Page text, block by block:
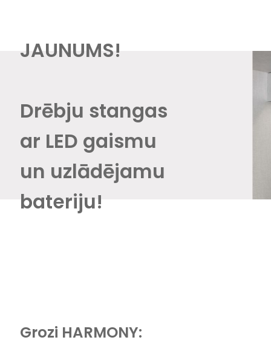
JAUNUMS!
Drēbju stangas
ar LED gaismu
un uzlādējamu
bateriju!
Grozi HARMONY: